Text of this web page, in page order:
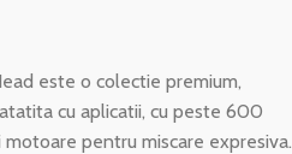
este o colectie premium,
cu aplicatii, cu peste 600
pentru miscare expresiva.